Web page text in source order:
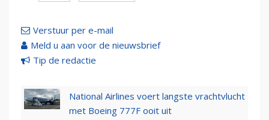
Verstuur per e-mail
Meld u aan voor de nieuwsbrief
Tip de redactie
National Airlines voert langste vrachtvlucht
met Boeing 777F ooit uit